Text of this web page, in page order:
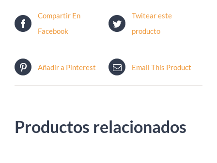
Compartir En
Facebook
Twitear este
producto
Añadir a Pinterest Email This Product
Productos relacionados